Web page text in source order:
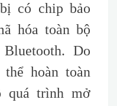
có chip bảo
hóa toàn bộ
Do
hoàn toàn
quá trình mở